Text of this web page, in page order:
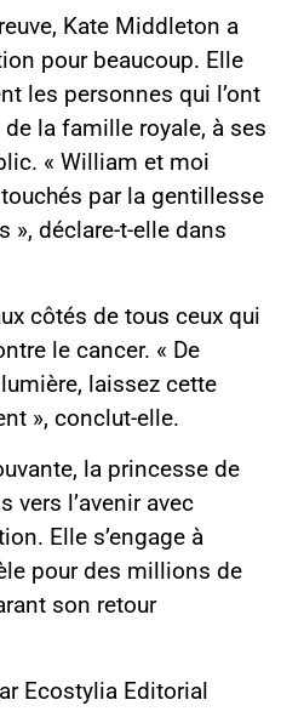
Kate Middleton a
pour beaucoup. Elle
les personnes qui l’ont
la famille royale, à ses
« William et moi
par la gentillesse
», déclare-t-elle dans
côtés de tous ceux qui
le cancer. « De
laissez cette
», conclut-elle.
la princesse de
vers l’avenir avec
Elle s’engage à
pour des millions de
son retour
Ecostylia Editorial